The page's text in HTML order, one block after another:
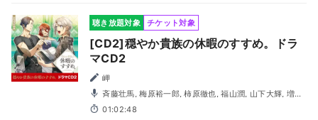
聴き放題対象 チケット対象
[CD2]穏やか貴族の休暇のすすめ。ドラ
マCD2
岬
俊樹, ＫＥＮＮ, 小林千晃, 諏訪部順一
01:02:48